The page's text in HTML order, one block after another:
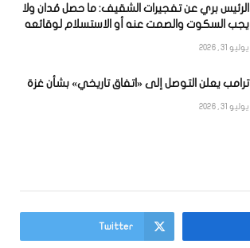
الرئيس بري عن تفجيرات الشقيف: ما حصل مُدان ولا
يجب السكوت والصمت عنه أو الاستسلام لوقائعه
يوليو 31, 2026
ترامب يعلن التوصل إلى «اتفاق تاريخي» بشأن غزة
يوليو 31, 2026
Twitter